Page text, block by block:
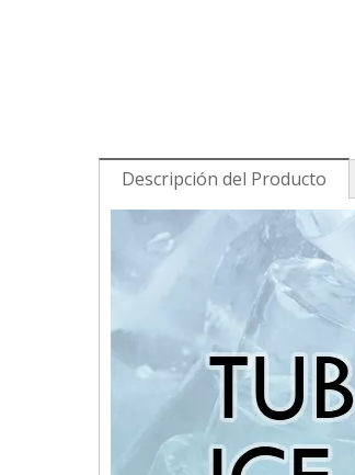
Descripción del Producto